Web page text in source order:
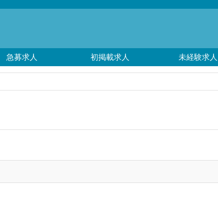
急募求人 初掲載求人 未経験求人